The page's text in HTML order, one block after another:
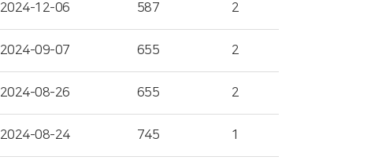
2024-12-06 587 2
2024-09-07 655 2
2024-08-26 655 2
2024-08-24 745 1